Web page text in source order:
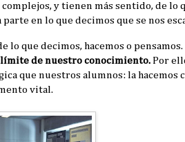
y tienen más sentido, de lo
en lo que decimos que se nos
lo que decimos, hacemos o pensamos.
límite de nuestro conocimiento. Por
que nuestros alumnos: la hacemos
vital.